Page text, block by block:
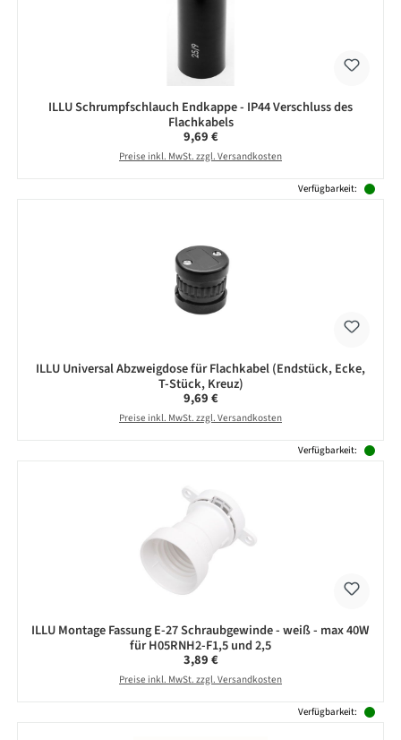
ILLU Schrumpfschlauch Endkappe - IP44 Verschluss des
Flachkabels
Regulärer Preis:
9,69 €
Preise inkl. MwSt. zzgl. Versandkosten
Verfügbarkeit:
ILLU Universal Abzweigdose für Flachkabel (Endstück, Ecke,
T-Stück, Kreuz)
Regulärer Preis:
9,69 €
Preise inkl. MwSt. zzgl. Versandkosten
Verfügbarkeit:
ILLU Montage Fassung E-27 Schraubgewinde - weiß - max 40W
für H05RNH2-F1,5 und 2,5
Regulärer Preis:
3,89 €
Preise inkl. MwSt. zzgl. Versandkosten
Verfügbarkeit: